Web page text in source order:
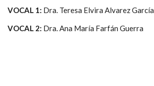
VOCAL 1: Dra. Teresa Elvira Alvarez García
VOCAL 2: Dra. Ana María Farfán Guerra